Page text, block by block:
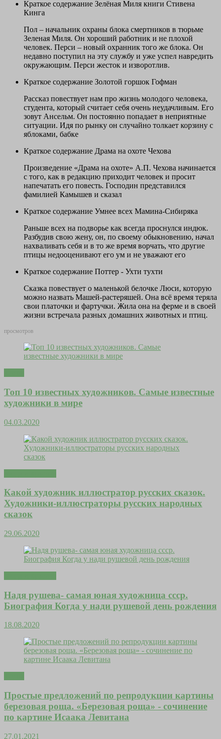
Краткое содержание Зелёная Миля книги Стивена
Кинга
Пол – начальник охраны блока смертников в тюрьме
Зеленая Миля. Он хороший работник и не плохой
человек. Перси – новый охранник того же блока. Он
недавно поступил на эту службу и уже успел навредить
окружающим. Перси жесток и изворотлив.
Краткое содержание Золотой горшок Гофман
Рассказ повествует нам про жизнь молодого человека,
студента, который считает себя очень неудачливым. Его
зовут Ансельм. Он постоянно попадает в неприятные
ситуации. Идя по рынку он случайно толкает корзину с
яблоками, бабке
Краткое содержание Драма на охоте Чехова
Произведение «Драма на охоте» А.П. Чехова начинается
с того, как в редакцию приходит человек и просит
напечатать его повесть. Господин представился
фамилией Камышев и сказал
Краткое содержание Умнее всех Мамина-Сибиряка
Раньше всех на подворье как всегда проснулся индюк.
Разбудив свою жену, он, по своему обыкновению, начал
нахваливать себя и в то же время ворчать, что другие
птицы недооценивают его ум и не уважают его
Краткое содержание Поттер - Ухти тухти
Сказка повествует о маленькой белочке Люси, которую
можно назвать Машей-растеряшей. Она всё время теряла
свои платочки и фартучки. Жила она на ферме и в своей
жизни встречала разных домашних животных и птиц.
просмотров
Топ 10 известных художников. Самые известные
художники в мире
04.03.2020
Какой художник иллюстратор русских сказок.
Художники-иллюстраторы русских народных
сказок
29.06.2020
Надя рушева- самая юная художница ссср.
Биография Когда у нади рушевой день рождения
18.08.2020
Простые предложений по репродукции картины
березовая роща. «Березовая роща» - сочинение
по картине Исаака Левитана
27.01.2021